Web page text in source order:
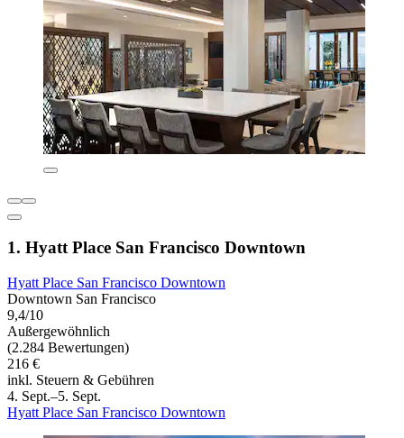
1. Hyatt Place San Francisco Downtown
Hyatt Place San Francisco Downtown
Downtown San Francisco
9,4/10
Außergewöhnlich
(2.284 Bewertungen)
216 €
inkl. Steuern & Gebühren
4. Sept.–5. Sept.
Hyatt Place San Francisco Downtown